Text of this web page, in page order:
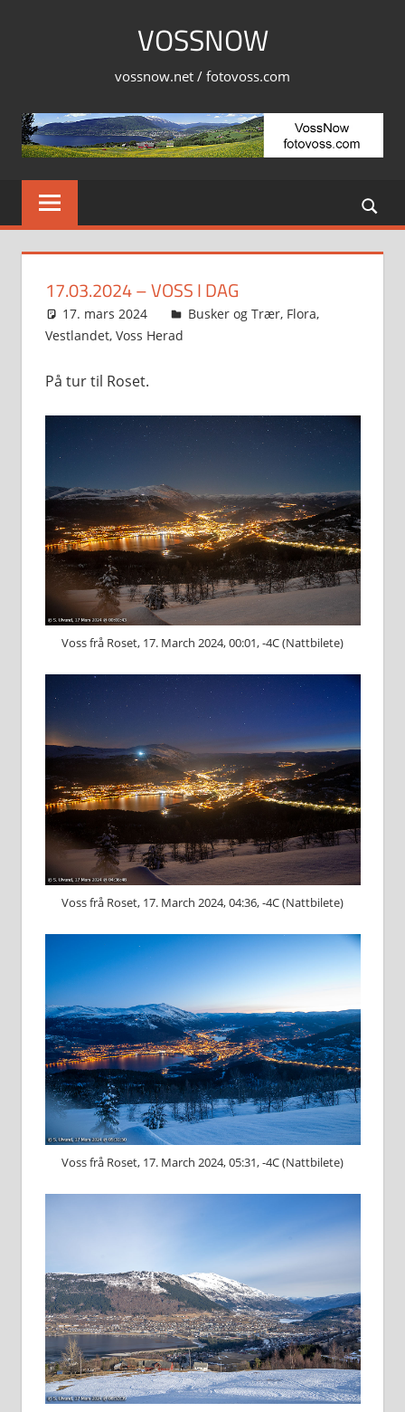
VOSSNOW
vossnow.net / fotovoss.com
17.03.2024 – VOSS I DAG
17. mars 2024 Svein
Busker og Trær, Flora,
Vestlandet, Voss Herad
På tur til Roset.
Voss frå Roset, 17. March 2024, 00:01, -4C (Nattbilete)
Voss frå Roset, 17. March 2024, 04:36, -4C (Nattbilete)
Voss frå Roset, 17. March 2024, 05:31, -4C (Nattbilete)